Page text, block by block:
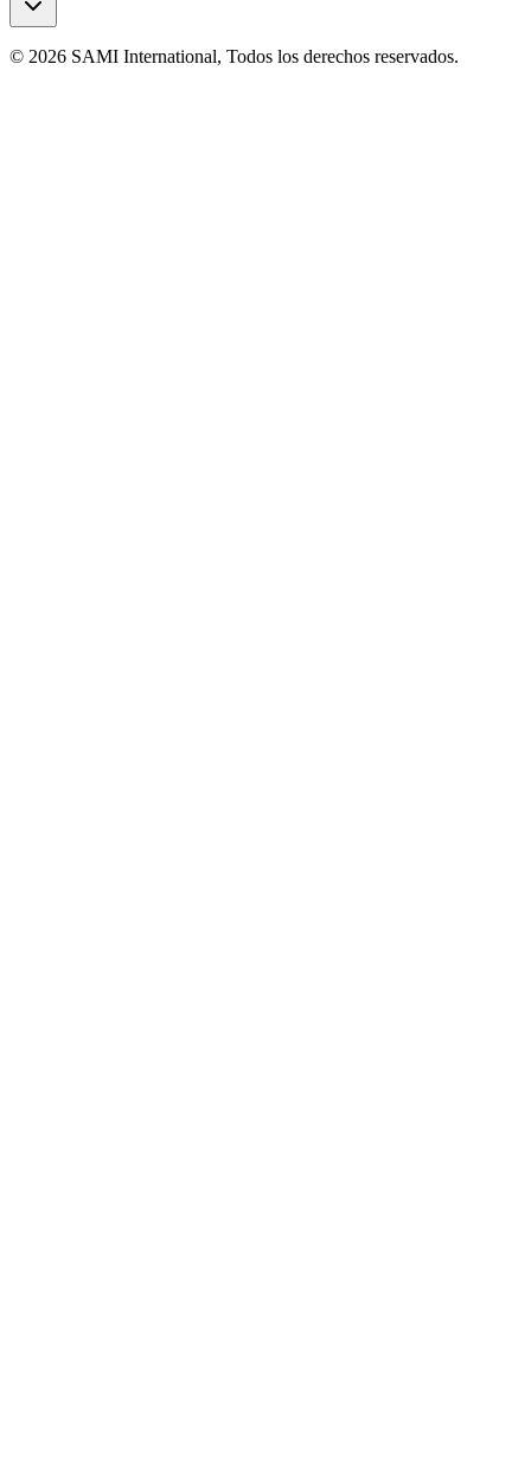
© 2026 SAMI International, Todos los derechos reservados.